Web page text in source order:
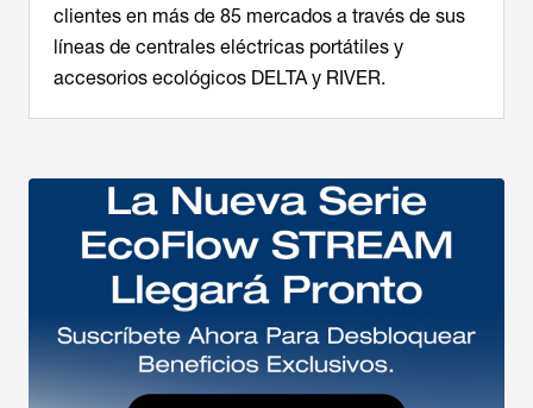
clientes en más de 85 mercados a través de sus
líneas de centrales eléctricas portátiles y
accesorios ecológicos DELTA y RIVER.